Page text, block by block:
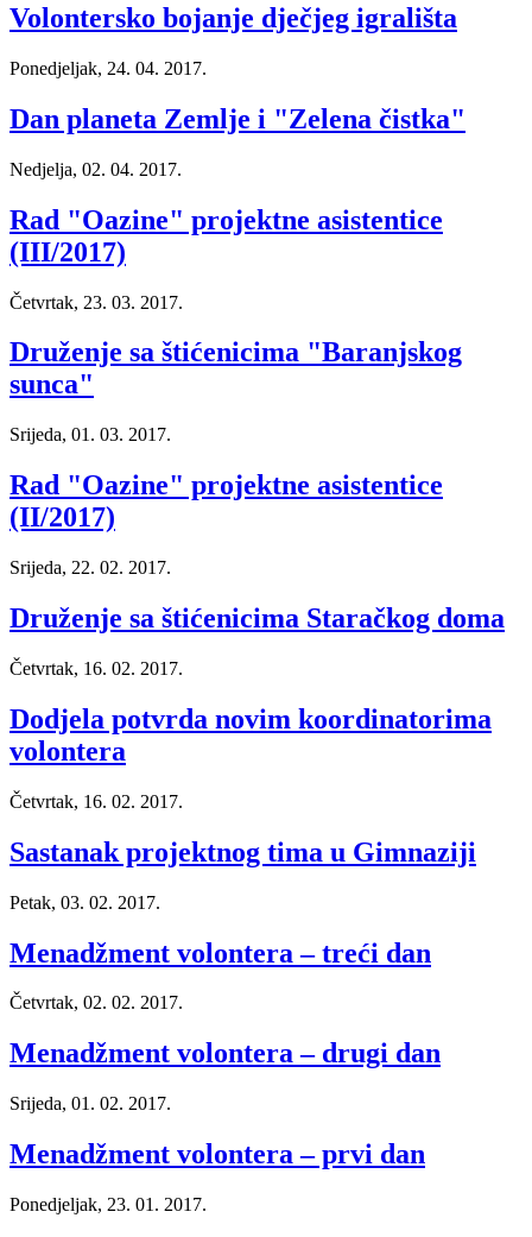
Volontersko bojanje dječjeg igrališta
Ponedjeljak, 24. 04. 2017.
Dan planeta Zemlje i "Zelena čistka"
Nedjelja, 02. 04. 2017.
Rad "Oazine" projektne asistentice
(III/2017)
Četvrtak, 23. 03. 2017.
Druženje sa štićenicima "Baranjskog
sunca"
Srijeda, 01. 03. 2017.
Rad "Oazine" projektne asistentice
(II/2017)
Srijeda, 22. 02. 2017.
Druženje sa štićenicima Staračkog doma
Četvrtak, 16. 02. 2017.
Dodjela potvrda novim koordinatorima
volontera
Četvrtak, 16. 02. 2017.
Sastanak projektnog tima u Gimnaziji
Petak, 03. 02. 2017.
Menadžment volontera – treći dan
Četvrtak, 02. 02. 2017.
Menadžment volontera – drugi dan
Srijeda, 01. 02. 2017.
Menadžment volontera – prvi dan
Ponedjeljak, 23. 01. 2017.